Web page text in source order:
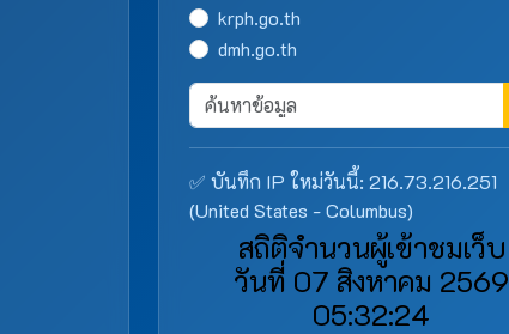
krph.go.th
dmh.go.th
✅ บันทึก IP ใหม่วันนี้: 216.73.216.251
(United States - Columbus)
สถิติจำนวนผู้เข้าชมเว็บ
วันที่ 07 สิงหาคม 2569
05:32:24